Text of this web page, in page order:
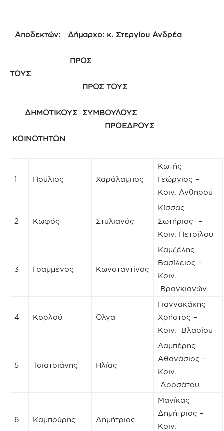
Αποδεκτών: Δήμαρχο: κ. Στεργίου Ανδρέα
ΠΡΟΣ
ΤΟΥΣ
ΠΡΟΣ ΤΟΥΣ
ΔΗΜΟΤΙΚΟΥΣ ΣΥΜΒΟΥΛΟΥΣ
ΠΡΟΕΔΡΟΥΣ
ΚΟΙΝΟΤΗΤΩΝ
1 Πούλιος Χαράλαμπος
Κωτής
Γεώργιος –
Κοιν. Ανθηρού
2 Κωφός Στυλιανός
Κίσσας
Σωτήριος –
Κοιν. Πετρίλου
3 Γραμμένος Κωνσταντίνος
Καμζέλης
Βασίλειος –
Κοιν.
Βραγκιανών
4 Κορλού Όλγα
Γιαννακάκης
Χρήστος –
Κοιν. Βλασίου
5 Τσιατσιάνης Ηλίας
Λαμπέρης
Αθανάσιος –
Κοιν.
Δροσάτου
6 Καμπούρης Δημήτριος
Μανίκας
Δημήτριος –
Κοιν.